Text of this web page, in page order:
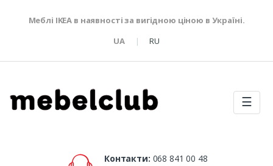
Меблі IKEA в наявності за вигідною ціною в Україні.
UA
RU
☰
Контакти: 068 841 00 48